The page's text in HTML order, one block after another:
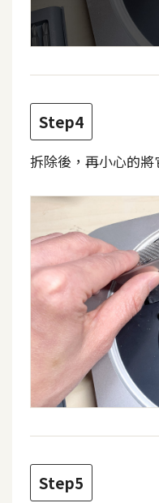
d
P
r
e
安
裝
與
設
外
掛
實
作
電
商
W
o
m
Step4
拆除後，再小心的將
Step5